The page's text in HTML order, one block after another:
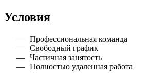
Условия
Профессиональная команда
Свободный график
Частичная занятость
Полностью удаленная работа